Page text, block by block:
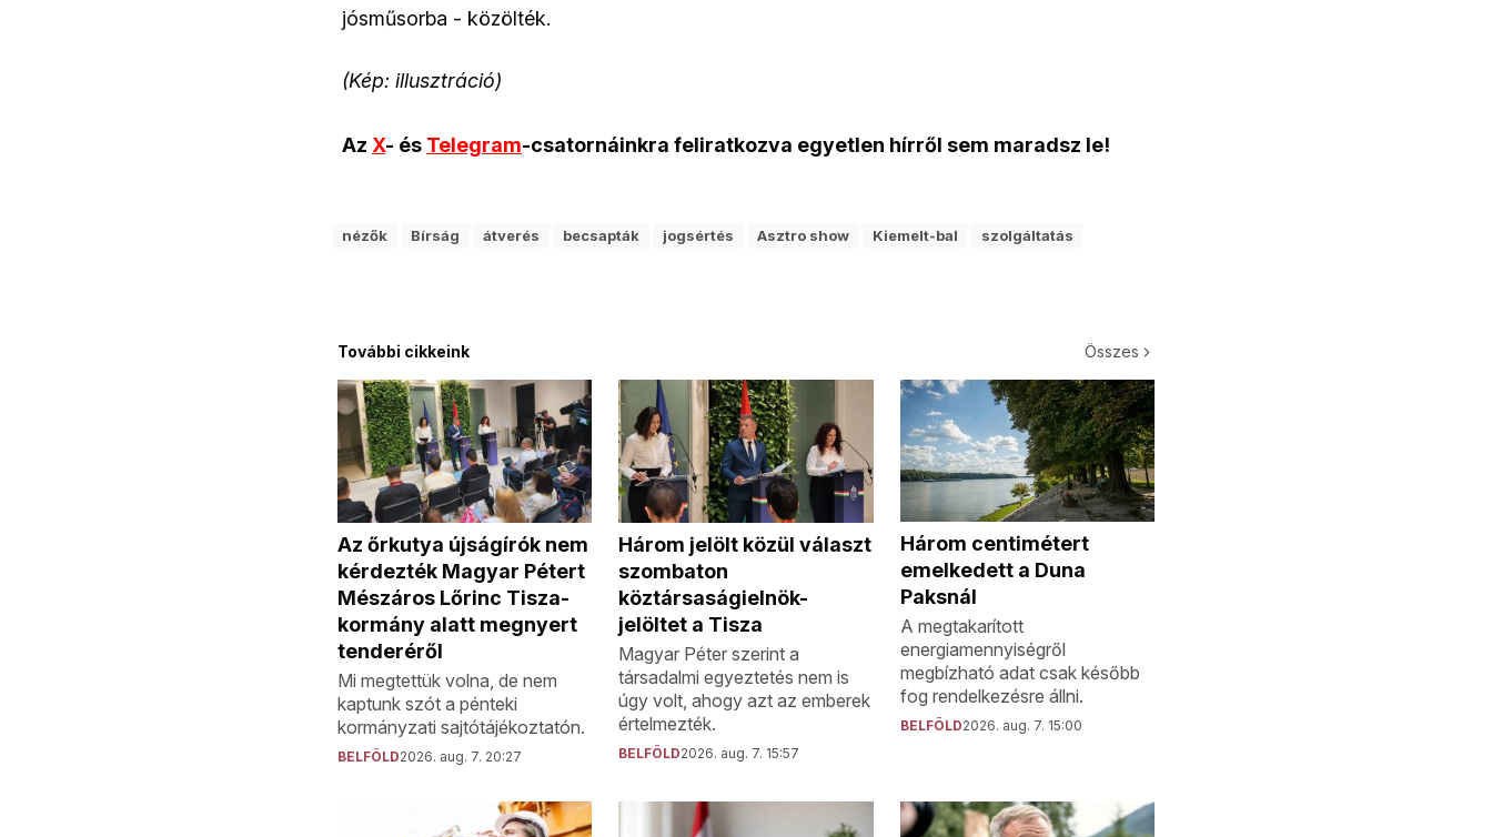
jósműsorba - közölték.
(Kép: illusztráció)
Az X- és Telegram-csatornáinkra feliratkozva egyetlen hírről sem maradsz le!
nézők Bírság átverés becsapták jogsértés Asztro show Kiemelt-bal szolgáltatás
További cikkeink Összes
Az őrkutya újságírók nem
kérdezték Magyar Pétert
Mészáros Lőrinc Tisza-
kormány alatt megnyert
tenderéről
Mi megtettük volna, de nem
kaptunk szót a pénteki
kormányzati sajtótájékoztatón.
BELFÖLD2026. aug. 7. 20:27
Három jelölt közül választ
szombaton
köztársaságielnök-
jelöltet a Tisza
Magyar Péter szerint a
társadalmi egyeztetés nem is
úgy volt, ahogy azt az emberek
értelmezték.
BELFÖLD2026. aug. 7. 15:57
Három centimétert
emelkedett a Duna
Paksnál
A megtakarított
energiamennyiségről
megbízható adat csak később
fog rendelkezésre állni.
BELFÖLD2026. aug. 7. 15:00